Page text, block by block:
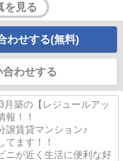
を見る
わせする(無料)
合わせする
月築の【レジュールアッ
報！！
譲賃貸マンション♪
てます！！
ニが近く生活に便利な好